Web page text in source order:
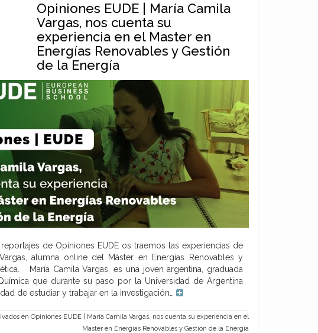
Opiniones EUDE | María Camila
Vargas, nos cuenta su
experiencia en el Master en
Energías Renovables y Gestión
de la Energía
de Opiniones EUDE os traemos las experiencias de
alumna online del Máster en Energías Renovables y
María Camila Vargas, es una joven argentina, graduada
que durante su paso por la Universidad de Argentina
de estudiar y trabajar en la investigación…
en Opiniones EUDE | María Camila Vargas, nos cuenta su experiencia en el
Master en Energías Renovables y Gestión de la Energía